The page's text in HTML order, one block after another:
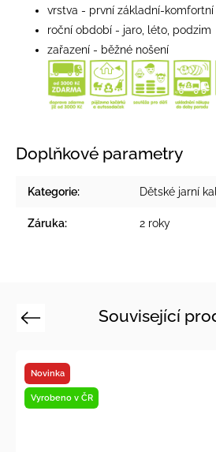
vrstva - první základní-komfortní
roční období - jaro, léto, podzim
zařazení - běžné nošení
Doplňkové parametry
Kategorie: Dětské jarní
Záruka: 2 roky
Související
Previous
Vyrobeno v ČR